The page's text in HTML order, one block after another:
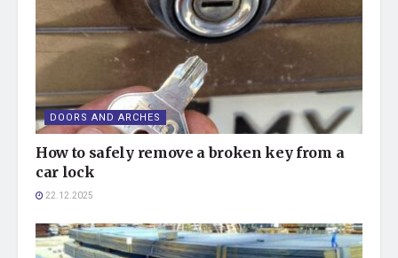
DOORS AND ARCHES
How to safely remove a broken key from a
car lock
22.12.2025